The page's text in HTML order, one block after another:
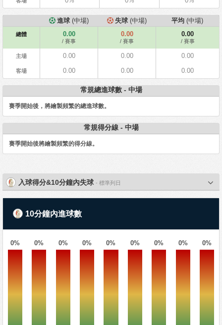
進球(中場) 失球(中場) 平均 (中場)
總體 0.00
/ 賽事
0.00
/ 賽事
0.00
/ 賽事
主場 0.00 0.00 0.00
客場 0.00 0.00 0.00
常規總進球數 - 中場
賽季開始後，將繪製頻繁的總進球數。
常規得分線 - 中場
賽季開始後將繪製頻繁的得分線。
入球得分&10分鐘內失球- 標準列日
10分鐘內進球數
0% 0% 0% 0% 0% 0% 0% 0% 0%